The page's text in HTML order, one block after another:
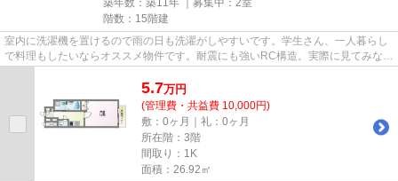
築年数：築11年 ｜募集中： 2室
階数：15階建
室内に洗濯機を置けるので雨の日も洗濯がしやすいです。学生さん、一人暮らし
で料理もしたいならオススメ物件です。耐震にも強いRC構造。実際に見てみない
5.7万円
(管理費・共益費 10,000円)
敷：0ヶ月｜礼：0ヶ月
所在階：3階
間取り：1K
面積：26.92㎡